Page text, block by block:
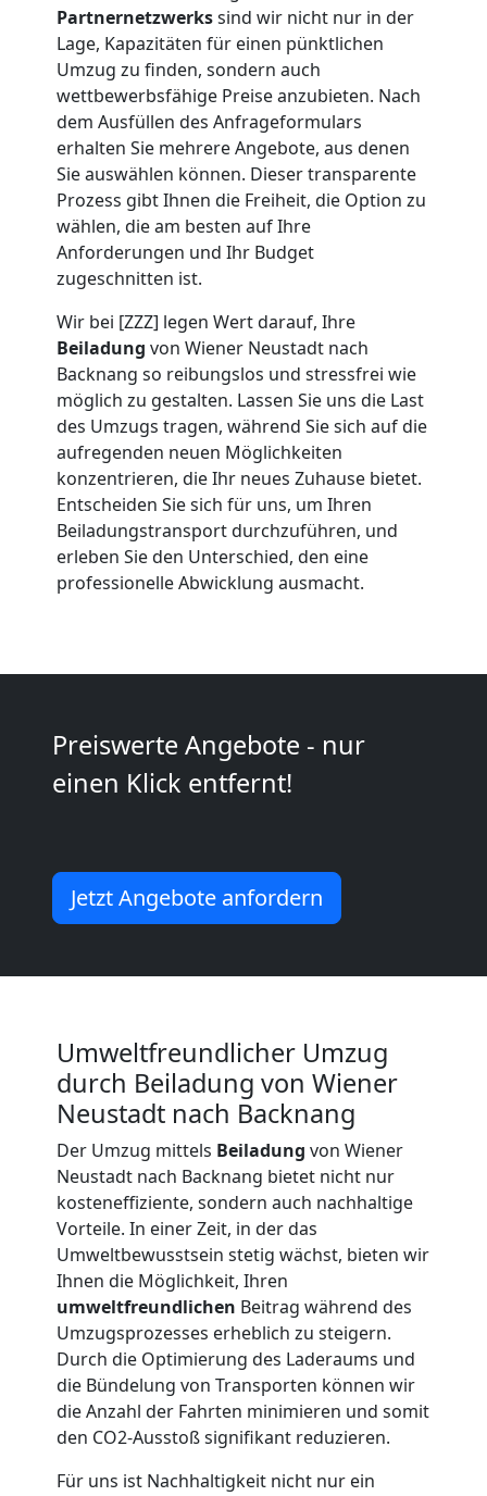
Partnernetzwerkssind wir nicht nur in der
Lage, Kapazitäten für einen pünktlichen
Umzug zu finden, sondern auch
wettbewerbsfähige Preise anzubieten. Nach
dem Ausfüllen des Anfrageformulars
erhalten Sie mehrere Angebote, aus denen
Sie auswählen können. Dieser transparente
Prozess gibt Ihnen die Freiheit, die Option zu
wählen, die am besten auf Ihre
Anforderungen und Ihr Budget
zugeschnitten ist.
Wir bei [ZZZ] legen Wert darauf, Ihre
Beiladung von Wiener Neustadt nach
Backnang so reibungslos und stressfrei wie
möglich zu gestalten. Lassen Sie uns die Last
des Umzugs tragen, während Sie sich auf die
aufregenden neuen Möglichkeiten
konzentrieren, die Ihr neues Zuhause bietet.
Entscheiden Sie sich für uns, um Ihren
Beiladungstransport durchzuführen, und
erleben Sie den Unterschied, den eine
professionelle Abwicklung ausmacht.
Preiswerte Angebote - nur
einen Klick entfernt!
Jetzt Angebote anfordern
Umweltfreundlicher Umzug
durch Beiladung von Wiener
Neustadt nach Backnang
Der Umzug mittels Beiladung von Wiener
Neustadt nach Backnang bietet nicht nur
kosteneffiziente, sondern auch nachhaltige
Vorteile. In einer Zeit, in der das
Umweltbewusstsein stetig wächst, bieten wir
Ihnen die Möglichkeit, Ihren
umweltfreundlichen Beitrag während des
Umzugsprozesses erheblich zu steigern.
Durch die Optimierung des Laderaums und
die Bündelung von Transporten können wir
die Anzahl der Fahrten minimieren und somit
den CO2-Ausstoß signifikant reduzieren.
Für uns ist Nachhaltigkeit nicht nur ein
Wiener
Neustadt
Beiladung
Wiener
Neustadt
Mini
Umzug
Wiener
Neustadt
Mann
LKW
Wiener
Neustadt
Kunsttransport
Wiener
Neustadt
Umzug
Wiener
Neustadt